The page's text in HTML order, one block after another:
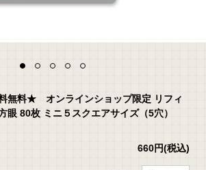
無料★ オンラインショップ限定 リフィ
眼 80枚 ミニ５スクエアサイズ（5穴）
660円(税込)